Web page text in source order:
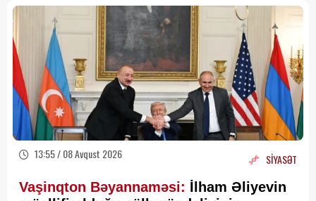
13:55 / 08 Avqust 2026 SİYASƏT
Vaşinqton Bəyannaməsi: İlham Əliyevin